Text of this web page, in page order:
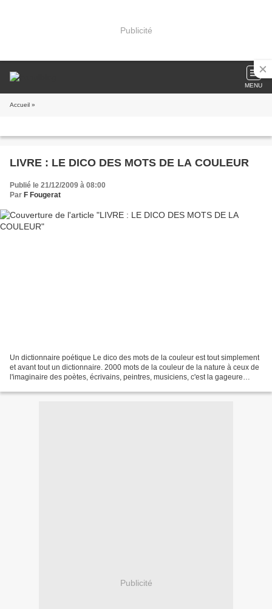
Publicité
MENU
Accueil »
LIVRE : LE DICO DES MOTS DE LA COULEUR
Publié le 21/12/2009 à 08:00
Par F Fougerat
Un dictionnaire poétique Le dico des mots de la couleur est tout simplement
et avant tout un dictionnaire. 2000 mots de la couleur de la nature à ceux de
l'imaginaire des poètes, écrivains, peintres, musiciens, c'est la gageure
Publicité